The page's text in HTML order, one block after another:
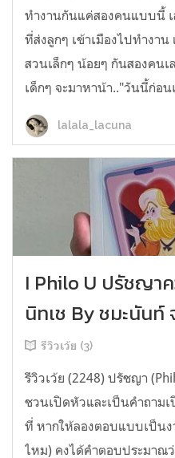
ทำงานกันแค่สองคนแบบนี้ เ
ที่ส่งลูกๆ เข้าเมืองไปทำงา
สวนเล็กๆ น้อยๆ กันสองคน
เด็กๆ จะมาหาน้า.."วันนี้ก่อน
lalala_lacuna
I Philo U ปรัชญา
นิทเช By ชมะนันท์
รีวิวเว้ย (3)
รีวิวเว้ย (2248) ปรัชญา
ชวนเปิดหัวและเป็นคำถาม
ที่ หากให้ลองตอบแบบเป็นง
ไหม) คงได้คำตอบประมาณ